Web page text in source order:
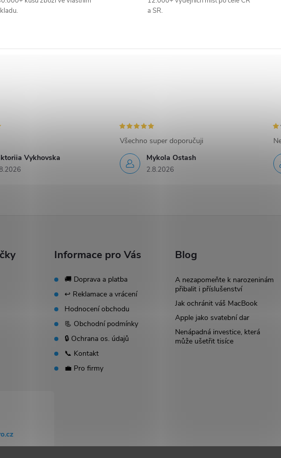
a SR.
Vykhovska
Mykola Ostash
2.8.2026
Všechno super doporučuji
Informace pro Vás
🚚 Doprava a platba
↩️ Reklamace a vrácení
Hodnocení obchodu
📃 Obchodní podmínky
🔒 Ochrana os. údajů
📞 Kontakt
💼 Pro firmy
Blog
A nezapomeňte k narozeninám
přibalit i příslušenství
Jak ochránit váš MacBook
Apple jako svatební dar
Nenápadná investice, která
může ušetřit tisíce